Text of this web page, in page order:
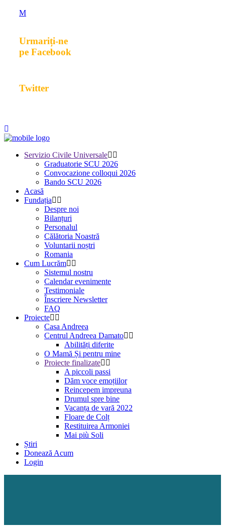
Urmariți-ne
pe Facebook
Twitter
Servizio Civile Universale
Graduatorie SCU 2026
Convocazione colloqui 2026
Bando SCU 2026
Acasă
Fundația
Despre noi
Bilanțuri
Personalul
Călătoria Noastră
Voluntarii noștri
Romania
Cum Lucrăm
Sistemul nostru
Calendar evenimente
Testimoniale
Înscriere Newsletter
FAQ
Proiecte
Casa Andreea
Centrul Andreea Damato
Abilități diferite
O Mamă Și pentru mine
Proiecte finalizate
A piccoli passi
Dăm voce emoțiilor
Reincepem impreuna
Drumul spre bine
Vacanța de vară 2022
Floare de Colț
Restituirea Armoniei
Mai più Soli
Știri
Donează Acum
Login